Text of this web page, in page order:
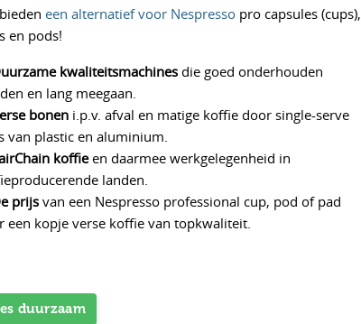
een alternatief voor Nespresso pro capsules (cups),
en pods!
kwaliteitsmachines die goed onderhouden
en lang meegaan.
bonen i.p.v. afval en matige koffie door single-serve
van plastic en aluminium.
koffieen daarmee werkgelegenheid in
landen.
prijsvan een Nespresso professional cup, pod of pad
een kopje verse koffie van topkwaliteit.
duurzaam